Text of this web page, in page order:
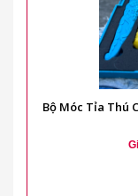
Bộ Móc Tỉa Thú Chuyên Dụng